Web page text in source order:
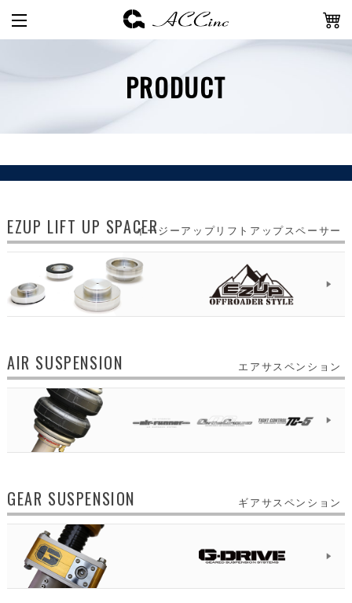
PRODUCT
EZUP LIFT UP SPACERイージーアップリフトアップスペーサー
AIR SUSPENSION エアサスペンション
GEAR SUSPENSION ギアサスペンション